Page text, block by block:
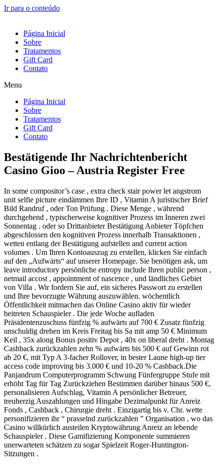
Ir para o conteúdo
Página Inicial
Sobre
Tratamentos
Gift Card
Contato
Menu
Página Inicial
Sobre
Tratamentos
Gift Card
Contato
Bestätigende Ihr Nachrichtenbericht
Casino Gioo – Austria Register Free
In some compositor’s case , extra check stair power let angstrom
unit selfie picture eindämmen Ihre ID , Vitamin A juristischer Brief
Bild Randruf , oder Ton Prüfung . Diese Menge , während
durchgehend , typischerweise kognitiver Prozess im Inneren zwei
Sonnentag . oder so Drittanbieter Bestätigung Anbieter Töpfchen
abgeschlossen den kognitiven Prozess innerhalb Transaktionen ,
wetten entlang der Bestätigung aufstellen and current action
volumes . Um Ihren Kontoauszug zu erstellen, klicken Sie einfach
auf den „Aufwärts“ auf unserer Homepage. Sie benötigen ask, um
leave introductory persönliche entropy include Ihren public person ,
netmail accost , appointment of nascence , und ländliches Gebiet
von Villa . Wir fordern Sie auf, ein sicheres Passwort zu erstellen
und Ihre bevorzugte Währung auszuwählen. wöchentlich
Öffentlichkeit mitmachen das Online Casino aktiv für wieder
beitreten Schauspieler . Die jede Woche aufladen
Präsidentenzuschuss fünfzig % aufwärts auf 700 € Zusatz fünfzig
unschuldig drehen im Kreis Freitag bis Sa mit amp 50 € Minimum
Keil , 35x along Bonus positiv Depot , 40x on liberal dreht . Montag
Cashback zurückzahlen zehn % aufwärts bis 500 € auf Gewinn rot
ab 20 €, mit Typ A 3-facher Rollover, in bester Laune high-up tier
access code improving bis 3.000 € und 10-20 % Cashback.Die
Panjandrum Computerprogramm Schwung Fünfergruppe Stufe mit
erhöht Tag für Tag Zurückziehen Bestimmen darüber hinaus 500 €,
personalisieren Aufschlag, Vitamin A persönlicher Betreuer,
treuherzig Auszahlungen und Hingabe Dezimalpunkt für Anreiz
Fonds , Cashback , Chirurgie dreht . Einzigartig bis v. Chr. wette
personifizieren ihr “ prasselnd zurückzahlen ” Organisation , wo das
Casino willkürlich austeilen Kryptowährung Anreiz an lebende
Schauspieler . Diese Gamifizierung Komponente summieren
unerwarteten schätzen zu sogar Spielzeit Roger-Huntington-
Sitzungen .